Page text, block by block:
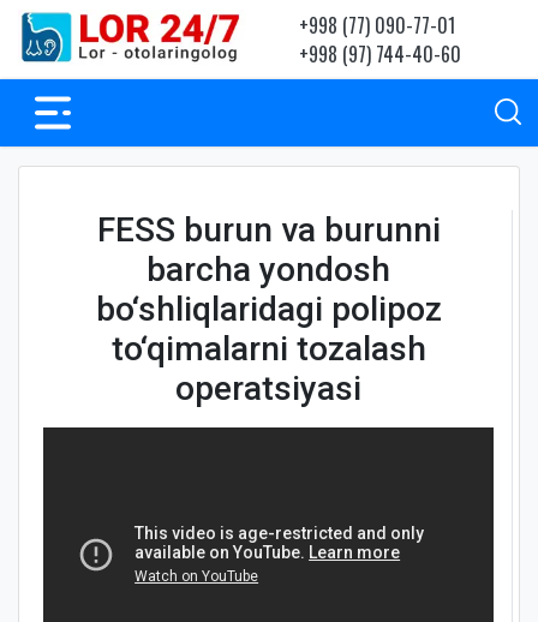
+998 (77) 090-77-01
+998 (97) 744-40-60
FESS burun va burunni
barcha yondosh
bo‘shliqlaridagi polipoz
to‘qimalarni tozalash
operatsiyasi